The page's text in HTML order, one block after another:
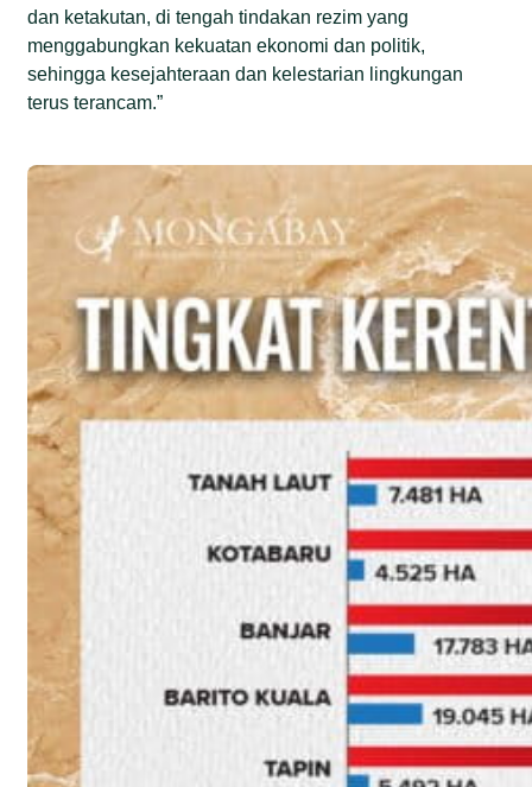
dan ketakutan, di tengah tindakan rezim yang
menggabungkan kekuatan ekonomi dan politik,
sehingga kesejahteraan dan kelestarian lingkungan
terus terancam.”